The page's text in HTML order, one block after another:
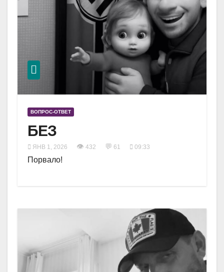
ВОПРОС-ОТВЕТ
БЕЗ
ЯНВ 1, 2026 👁 432 💬 61 09:33
Порвало!